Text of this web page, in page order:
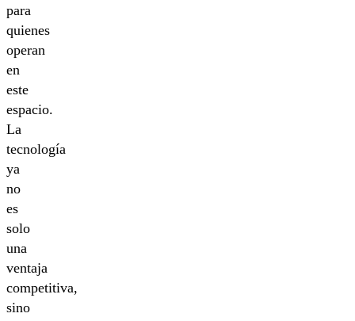
para
quienes
operan
en
este
espacio.
La
tecnología
ya
no
es
solo
una
ventaja
competitiva,
sino